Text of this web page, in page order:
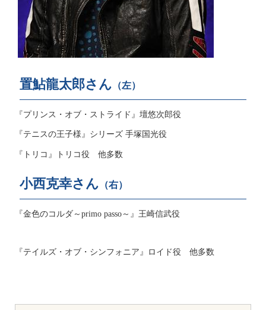
置鮎龍太郎さん （左）
『プリンス・オブ・ストライド』壇悠次郎役
『テニスの王子様』シリーズ 手塚国光役
『トリコ』トリコ役 他多数
小西克幸さん （右）
『金色のコルダ～primo passo～』王崎信武役
『テイルズ・オブ・シンフォニア』ロイド役 他多数